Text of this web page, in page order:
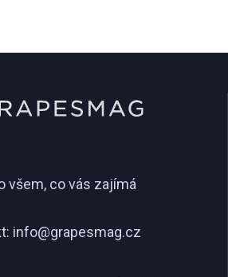
všem, co vás zajímá
info@grapesmag.cz